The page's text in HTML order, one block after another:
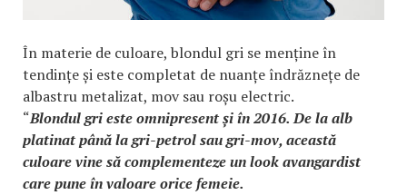
În materie de culoare, blondul gri se menține în
tendințe și este completat de nuanțe îndrăznețe de
albastru metalizat, mov sau roșu electric.
“Blondul gri este omnipresent și în 2016. De la alb
platinat până la gri-petrol sau gri-mov, această
culoare vine să complementeze un look avangardist
care pune în valoare orice femeie.